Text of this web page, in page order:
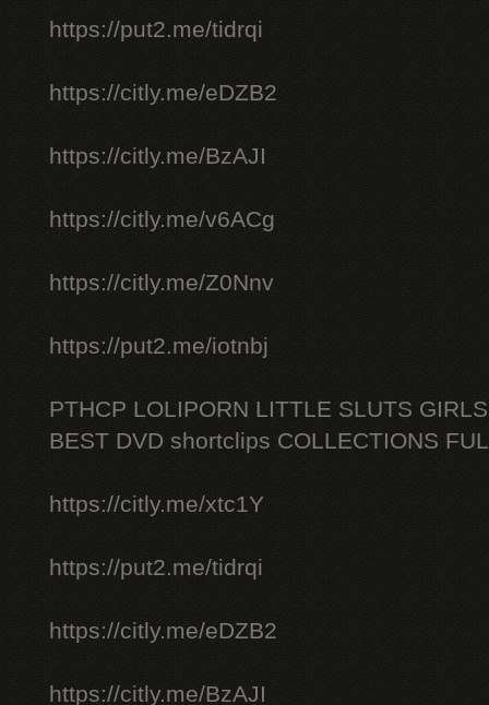
https://put2.me/tidrqi
https://citly.me/eDZB2
https://citly.me/BzAJI
https://citly.me/v6ACg
https://citly.me/Z0Nnv
https://put2.me/iotnbj
PTHCP LOLIPORN LITTLE SLUTS
BEST DVD shortclips COLLECTIONS
https://citly.me/xtc1Y
https://put2.me/tidrqi
https://citly.me/eDZB2
https://citly.me/BzAJI